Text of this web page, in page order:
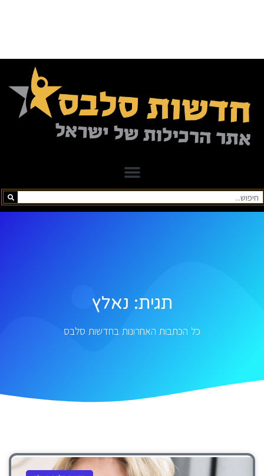
תגית: נאלץ
כל הכתבות האחרונות בחדשות סלבס